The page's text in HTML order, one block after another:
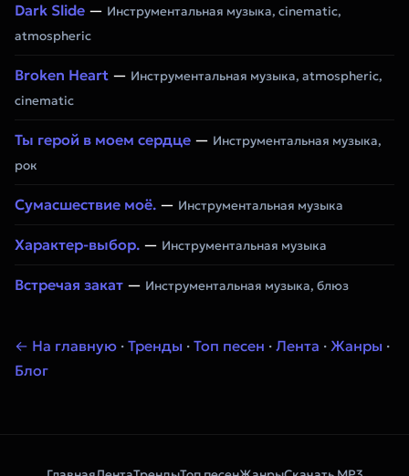
Dark Slide — Инструментальная музыка, cinematic,
atmospheric
Broken Heart — Инструментальная музыка, atmospheric,
cinematic
Ты герой в моем сердце — Инструментальная музыка,
рок
Сумасшествие моё. — Инструментальная музыка
Характер-выбор. — Инструментальная музыка
Встречая закат — Инструментальная музыка, блюз
← На главную · Тренды · Топ песен · Лента · Жанры ·
Блог